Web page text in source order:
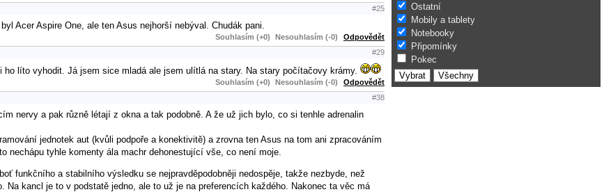
#25
Acer Aspire One, ale ten Asus nejhorší nebýval. Chudák pani.
Souhlasím (+0) Nesouhlasím (-0) Odpovědět
#29
líto vyhodit. Já jsem sice mladá ale jsem ulítlá na stary. Na stary počítačovy krámy.
Souhlasím (+0) Nesouhlasím (-0) Odpovědět
#38
nervy a pak různě létají z okna a tak podobně. A že už jich bylo, co si tenhle adrenalin
jednotek aut (kvůli podpoře a konektivitě) a zrovna ten Asus na tom ani zpracováním
nechápu tyhle komenty ála machr dehonestující vše, co není moje.
funkčního a stabilního výsledku se nejpravděpodobněji nedospěje, takže nezbyde, než
kancl je to v podstatě jedno, ale to už je na preferencích každého. Nakonec ta věc má
Ostatní
Mobily a tablety
Notebooky
Připomínky
Pokec